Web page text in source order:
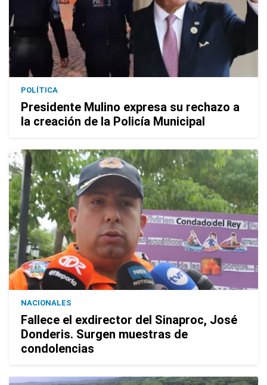
POLÍTICA
Presidente Mulino expresa su rechazo a
la creación de la Policía Municipal
NACIONALES
Fallece el exdirector del Sinaproc, José
Donderis. Surgen muestras de
condolencias